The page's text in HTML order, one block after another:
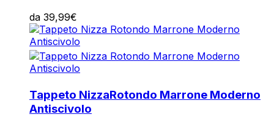
da 39,99€
Tappeto NizzaRotondo Marrone Moderno
Antiscivolo